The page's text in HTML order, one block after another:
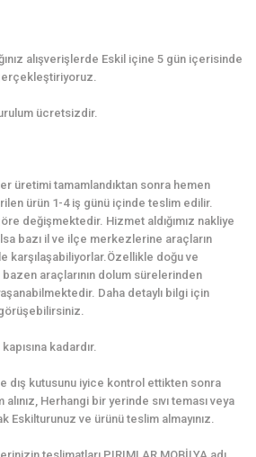
alışverişlerde Eskil içine 5 gün içerisinde
ücretsizdir.
üretimi tamamlandıktan sonra hemen
ürün 1-4 iş günü içinde teslim edilir.
değişmektedir. Hizmet aldığımız nakliye
bazı il ve ilçe merkezlerine araçların
karşılaşabiliyorlar.Özellikle doğu ve
araçlarının dolum sürelerinden
Daha detaylı bilgi için
kadardır.
dış kutusunu iyice kontrol ettikten sonra
Herhangi bir yerinde sıvı teması veya
Eskilturunuz ve ürünü teslim almayınız.